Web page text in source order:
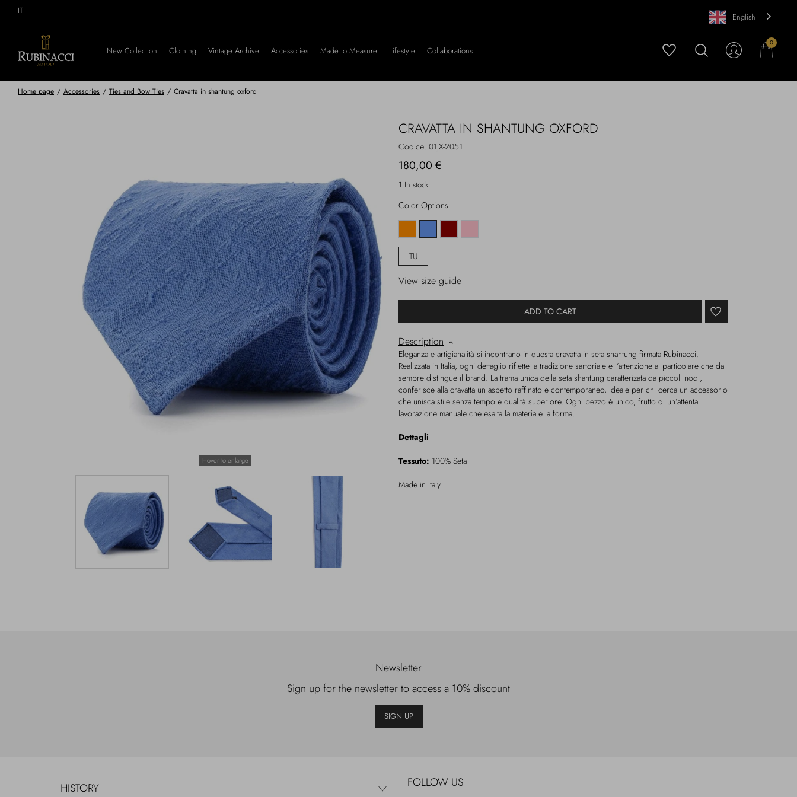
IT
English
New Collection Clothing Vintage Archive Accessories Made to Measure Lifestyle Collaborations
0
Home page / Accessories / Ties and Bow Ties / Cravatta in shantung oxford
Hover to enlarge
CRAVATTA IN SHANTUNG OXFORD
Codice: 01JX-2051
180,00 €
1 In stock
Color Options
TU
View size guide
ADD TO CART
Description
Eleganza e artigianalità si incontrano in questa cravatta in seta shantung firmata Rubinacci.
Realizzata in Italia, ogni dettaglio riflette la tradizione sartoriale e l’attenzione al particolare che da
sempre distingue il brand. La trama unica della seta shantung caratterizata da piccoli nodi,
conferisce alla cravatta un aspetto raffinato e contemporaneo, ideale per chi cerca un accessorio
che unisca stile senza tempo e qualità superiore. Ogni pezzo è unico, frutto di un’attenta
lavorazione manuale che esalta la materia e la forma.
Dettagli
Tessuto: 100% Seta
Made in Italy
Newsletter
Sign up for the newsletter to access a 10% discount
SIGN UP
HISTORY FOLLOW US